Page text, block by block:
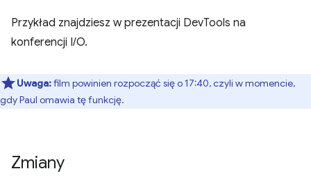
Przykład znajdziesz w prezentacji DevTools na
konferencji I/O.
Uwaga:film powinien rozpocząć się o 17:40, czyli w momencie,
gdy Paul omawia tę funkcję.
Zmiany